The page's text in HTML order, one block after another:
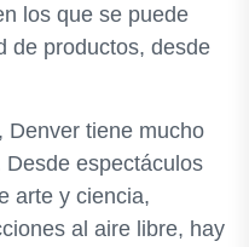
los que se puede
de productos, desde
Denver tiene mucho
espectáculos
arte y ciencia,
al aire libre, hay